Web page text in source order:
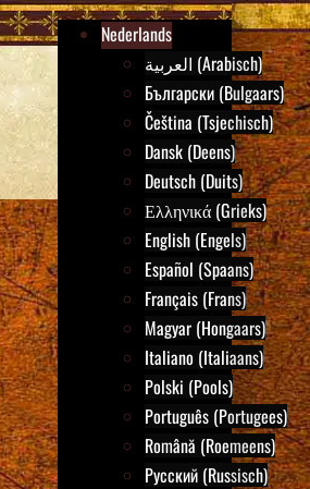
Nederlands
العربية (Arabisch)
Български (Bulgaars)
Čeština (Tsjechisch)
Dansk (Deens)
Deutsch (Duits)
Ελληνικά (Grieks)
English (Engels)
Español (Spaans)
Français (Frans)
Magyar (Hongaars)
Italiano (Italiaans)
Polski (Pools)
Português (Portugees)
Română (Roemeens)
Русский (Russisch)